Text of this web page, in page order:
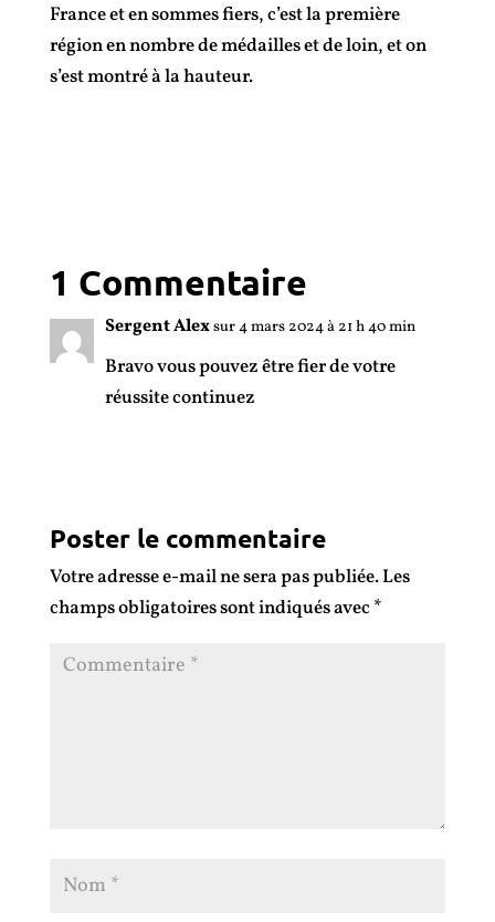
France et en sommes fiers, c’est la première
région en nombre de médailles et de loin, et on
s’est montré à la hauteur.
1 Commentaire
Sergent Alexsur 4 mars 2024 à 21 h 40 min
Bravo vous pouvez être fier de votre
réussite continuez
Poster le commentaire
Votre adresse e-mail ne sera pas publiée.Les
champs obligatoires sont indiqués avec *